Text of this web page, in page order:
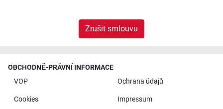
Zrušit smlouvu
OBCHODNĚ-PRÁVNÍ INFORMACE
VOP
Ochrana údajů
Cookies Impressum